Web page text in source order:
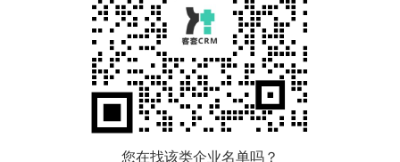
您在找该类企业名单吗？